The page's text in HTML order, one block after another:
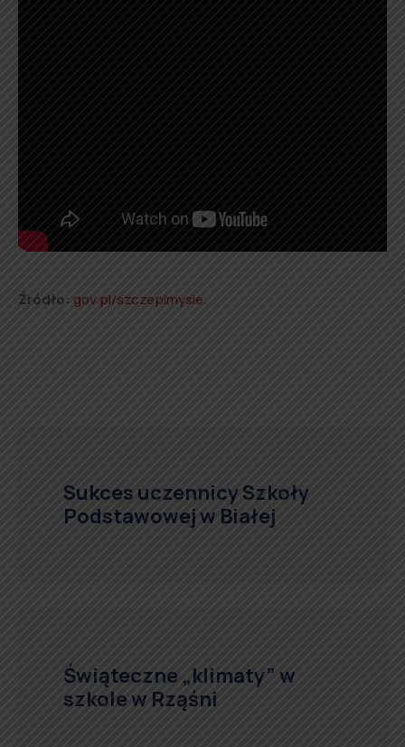
Źródło: gov.pl/szczepimysie.
Sukces uczennicy Szkoły
Podstawowej w Białej
Świąteczne „klimaty” w
szkole w Rząśni